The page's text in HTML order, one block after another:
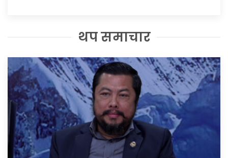
थप समाचार